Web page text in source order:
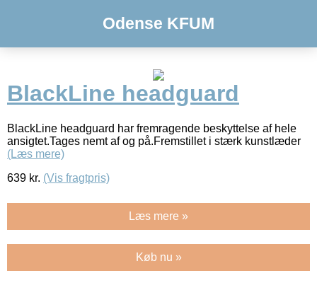
Odense KFUM
BlackLine headguard
BlackLine headguard har fremragende beskyttelse af hele
ansigtet.Tages nemt af og på.Fremstillet i stærk kunstlæder
(Læs mere)
639 kr. (Vis fragtpris)
Læs mere »
Køb nu »